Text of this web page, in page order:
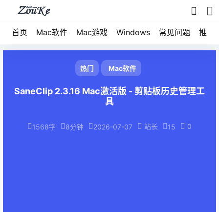
首页 Mac软件 Mac游戏 Windows 常见问题 推荐
热门 Mac软件
SaneClip 2.3.16 Mac激活版 - 剪贴板历史管理工
具
1568字 8分钟 2026-07-07 站长 15 0